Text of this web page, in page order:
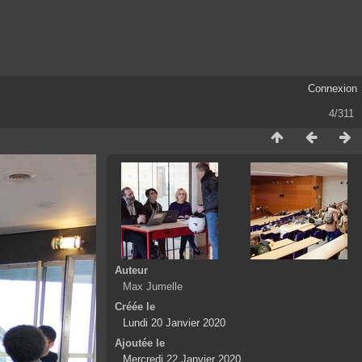
Connexion
4/311
Auteur
Max Jumelle
Créée le
Lundi 20 Janvier 2020
Ajoutée le
Mercredi 22 Janvier 2020